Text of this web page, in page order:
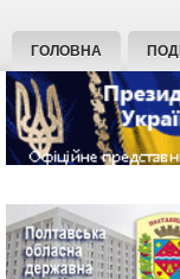
ГОЛОВНА ПОДІЇ